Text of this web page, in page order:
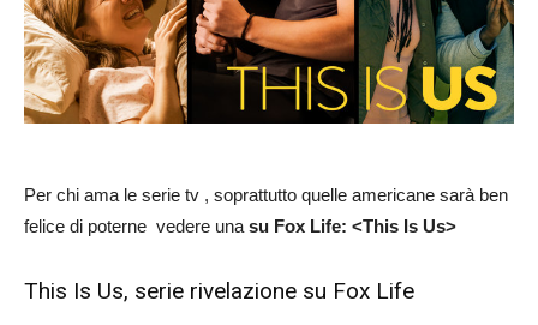
Per chi ama le serie tv , soprattutto quelle americane sarà ben
felice di poterne vedere una su Fox Life: <This Is Us>
This Is Us, serie rivelazione su Fox Life